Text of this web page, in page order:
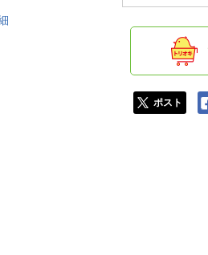
報
ポスト